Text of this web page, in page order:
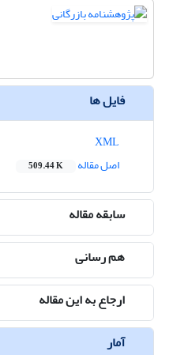
فایل ها
اصل مقاله
509.44 K
سابقه مقاله
هم رسانی
ارجاع به این مقاله
آمار